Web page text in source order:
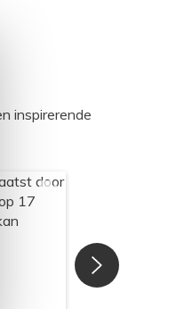
inspirerende